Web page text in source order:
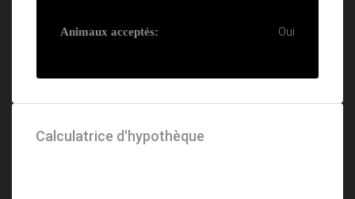
Animaux acceptés: Oui
Calculatrice d'hypothèque